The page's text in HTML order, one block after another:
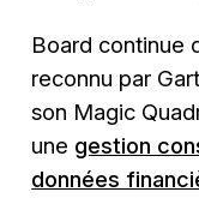
Board continue
reconnu par
son Magic
une gestion
données